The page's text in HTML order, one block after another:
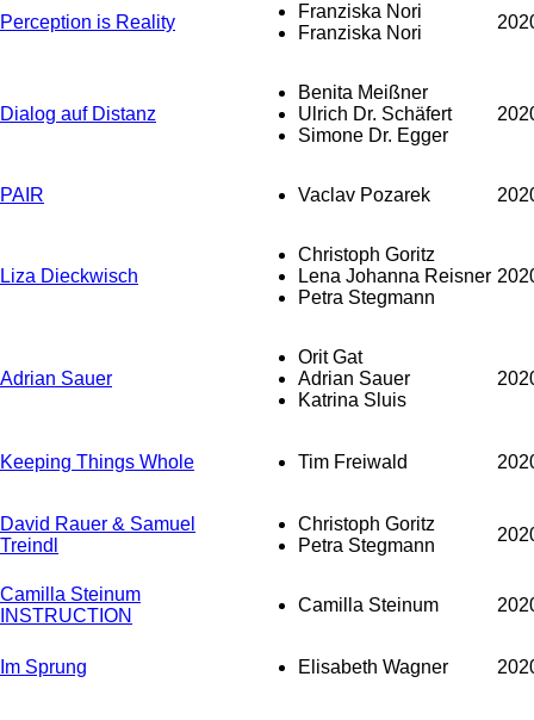
Perception is Reality
Franziska Nori
Franziska Nori
Dialog auf Distanz
Benita Meißner
Ulrich Dr. Schäfert
Simone Dr. Egger
PAIR Vaclav Pozarek
Liza Dieckwisch
Christoph Goritz
Lena Johanna Reisner
Petra Stegmann
Adrian Sauer
Orit Gat
Adrian Sauer
Katrina Sluis
Keeping Things Whole Tim Freiwald
David Rauer & Samuel
Treindl
Christoph Goritz
Petra Stegmann
Camilla Steinum
INSTRUCTION
Camilla Steinum
Im Sprung Elisabeth Wagner